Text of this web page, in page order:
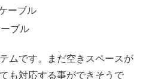
ーブル
ブル
ムです。まだ空きスペースが
も対応する事ができそうで